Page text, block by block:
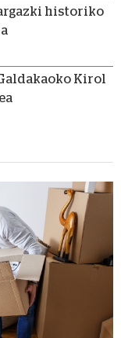
historiko
Kirol